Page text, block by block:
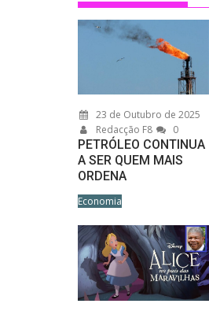
23 de Outubro de 2025
Redacção F8
0
PETRÓLEO CONTINUA
A SER QUEM MAIS
ORDENA
Economia